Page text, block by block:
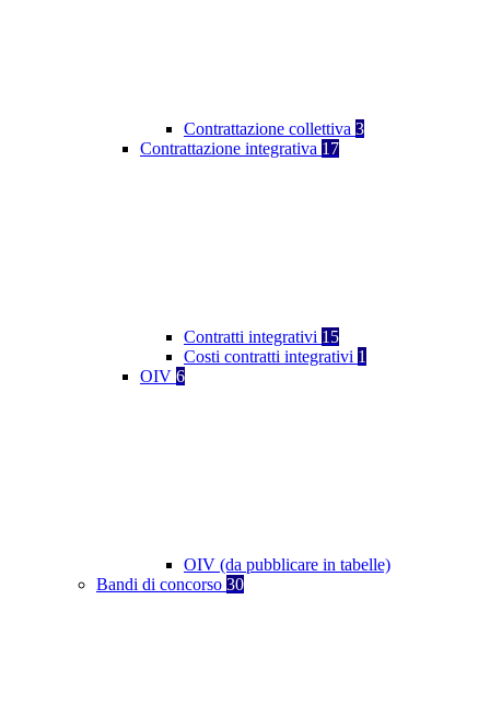
Contrattazione collettiva 3
Contrattazione integrativa 17
Contratti integrativi 15
Costi contratti integrativi 1
OIV 6
OIV (da pubblicare in tabelle)
Bandi di concorso 30